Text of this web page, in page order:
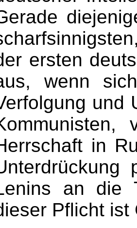
ersten
wenn
und
in
an die
Pflicht ist